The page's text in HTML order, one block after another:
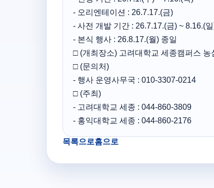
- 오리엔테이션 : 26.7.17.(금)
- 사전 개발 기간 : 26.7.17.(금) ~ 8.16.(
- 본식 행사 : 26.8.17.(월) 종일
□ (개최장소) 고려대학교 세종캠퍼스
□ (문의처)
- 행사 운영사무국 : 010-3307-0214
□ (주최)
- 고려대학교 세종 : 044-860-3809
- 홍익대학교 세종 : 044-860-2176
목록으로홈으로